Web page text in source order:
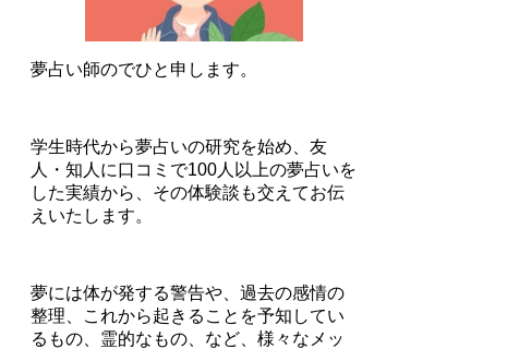
夢占い師のでひと申します。
学生時代から夢占いの研究を始め、友
人・知人に口コミで100人以上の夢占いを
した実績から、その体験談も交えてお伝
えいたします。
夢には体が発する警告や、過去の感情の
整理、これから起きることを予知してい
るもの、霊的なもの、など、様々なメッ